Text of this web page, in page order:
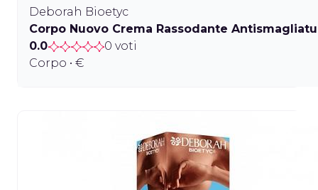
Deborah Bioetyc
Corpo Nuovo Crema Rassodante
0.0
0 voti
Corpo • €